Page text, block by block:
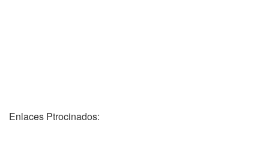
Enlaces Ptrocinados: